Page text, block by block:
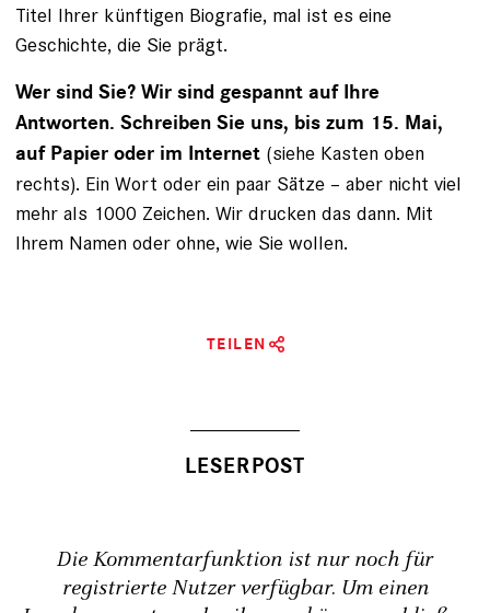
Titel Ihrer künftigen Biografie, mal ist es eine
Geschichte, die Sie prägt.
Wer sind Sie? Wir sind gespannt auf Ihre
Antworten. Schreiben Sie uns, bis zum 15. Mai,
auf Papier oder im Internet (siehe Kasten oben
rechts). Ein Wort oder ein paar Sätze – aber nicht viel
mehr als 1000 Zeichen. Wir drucken das dann. Mit
Ihrem Namen oder ohne, wie Sie wollen.
TEILEN
Die Kommentarfunktion ist nur noch für
registrierte Nutzer verfügbar. Um einen